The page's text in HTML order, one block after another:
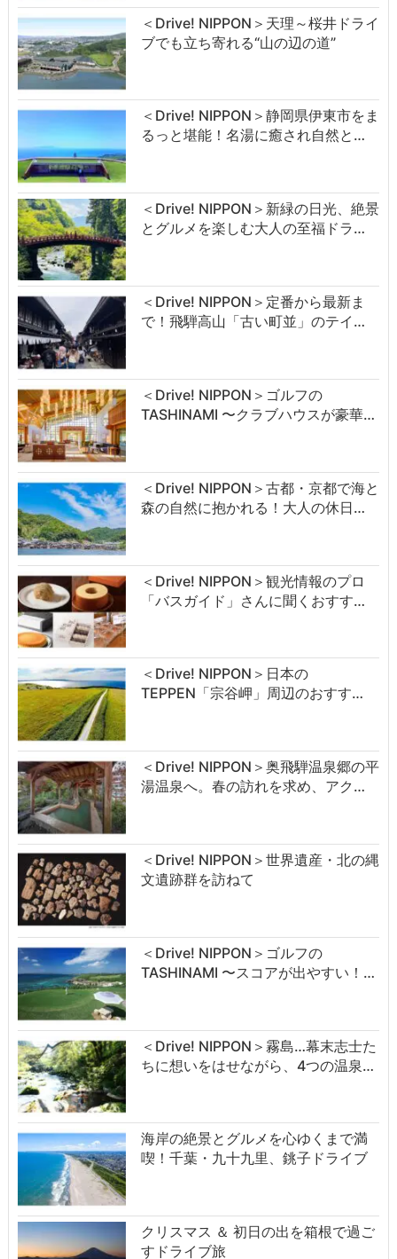
＜Drive! NIPPON＞天理～桜井ドライ
ブでも立ち寄れる“山の辺の道”
＜Drive! NIPPON＞静岡県伊東市をま
るっと堪能！名湯に癒され自然と…
＜Drive! NIPPON＞新緑の日光、絶景
とグルメを楽しむ大人の至福ドラ…
＜Drive! NIPPON＞定番から最新ま
で！飛騨高山「古い町並」のテイ…
＜Drive! NIPPON＞ゴルフの
TASHINAMI 〜クラブハウスが豪華…
＜Drive! NIPPON＞古都・京都で海と
森の自然に抱かれる！大人の休日…
＜Drive! NIPPON＞観光情報のプロ
「バスガイド」さんに聞くおすす…
＜Drive! NIPPON＞日本の
TEPPEN「宗谷岬」周辺のおすす…
＜Drive! NIPPON＞奥飛騨温泉郷の平
湯温泉へ。春の訪れを求め、アク…
＜Drive! NIPPON＞世界遺産・北の縄
文遺跡群を訪ねて
＜Drive! NIPPON＞ゴルフの
TASHINAMI 〜スコアが出やすい！…
＜Drive! NIPPON＞霧島…幕末志士た
ちに想いをはせながら、4つの温泉…
海岸の絶景とグルメを心ゆくまで満
喫！千葉・九十九里、銚子ドライブ
クリスマス ＆ 初日の出を箱根で過ご
すドライブ旅